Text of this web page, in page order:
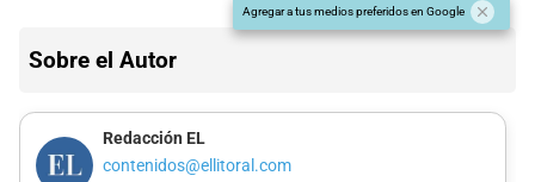
Agregar a tus medios preferidos en Google
Sobre el Autor
Redacción EL
contenidos@ellitoral.com